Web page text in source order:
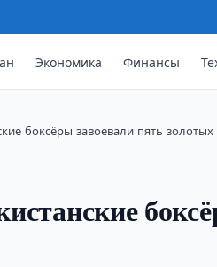
Экономика Финансы
боксёры завоевали пять